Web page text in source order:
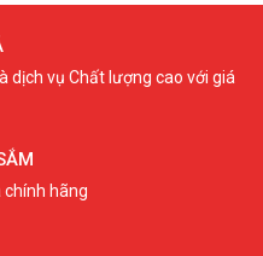
dịch vụ Chất lượng cao với giá
chính hãng